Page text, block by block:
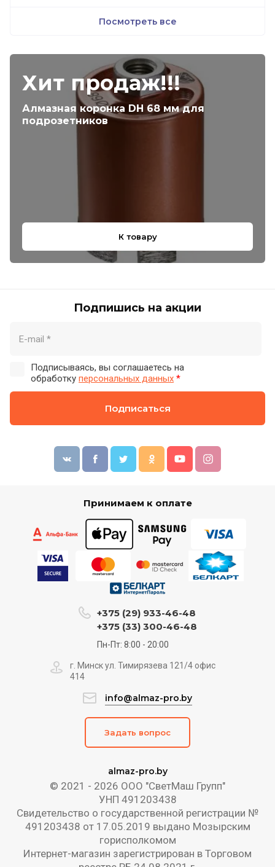
Посмотреть все
Хит продаж!!!
Алмазная коронка DH 68 мм для
подрозетников
К товару
Подпишись на акции
Подписываясь, вы соглашаетесь на
обработку персональных данных *
Подписаться
Принимаем к оплате
almaz-pro.by
© 2021 - 2026 ООО "СветМаш Групп"
УНП 491203438
Свидетельство о государственной регистрации №
491203438 от 17.05.2019 выдано Мозырским
горисполкомом
Интернет-магазин зарегистрирован в Торговом
+375 (29) 933-46-48
+375 (33) 300-46-48
Пн-Пт: 8:00 - 20:00
г. Минск ул. Тимирязева 121/4 офис
414
info@almaz-pro.by
Задать вопрос